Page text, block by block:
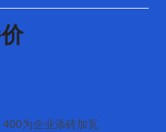
为企业添砖加瓦